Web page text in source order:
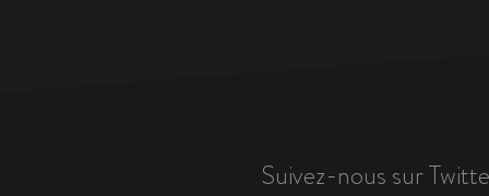
Suivez-nous sur